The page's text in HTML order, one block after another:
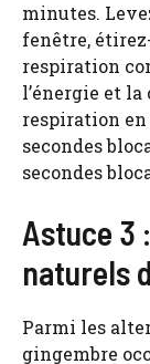
minutes.
fenêtre,
respiration
l’énergie et
respiration en
secondes
secondes
Astuce 3
naturels
Parmi les
gingembre